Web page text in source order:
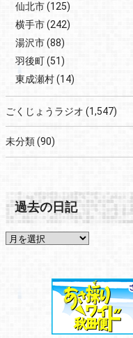
仙北市(125)
横手市(242)
湯沢市(88)
羽後町(51)
東成瀬村(14)
ごくじょうラジオ (1,547)
未分類(90)
過去の日記